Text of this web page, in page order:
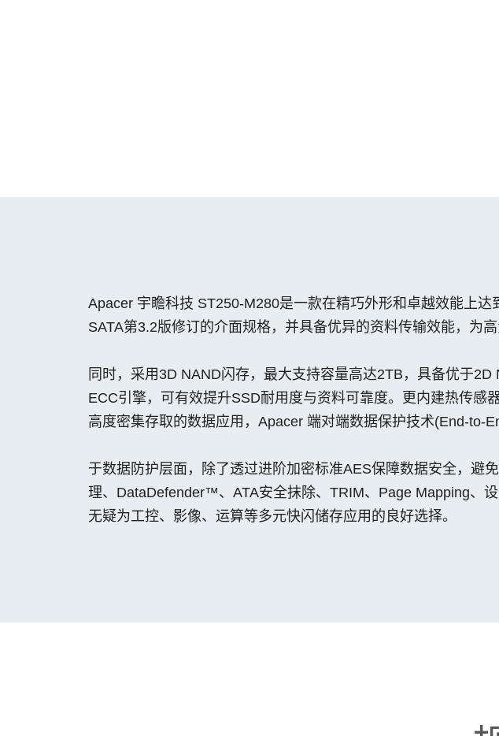
Apacer 宇瞻科技 ST250-M280是一款在精巧外形和卓越效能上
SATA第3.2版修订的介面规格，并具备优异的资料传输效能，为
同时，采用3D NAND闪存，最大支持容量高达2TB，具备优于
ECC引擎，可有效提升SSD耐用度与资料可靠度。更内建热传
高度密集存取的数据应用，Apacer 端对端数据保护技术(End-to-
于数据防护层面，除了透过进阶加密标准AES保障数据安全，避
理、DataDefender™、ATA安全抹除、TRIM、Page Mapping、
无疑为工控、影像、运算等多元快闪储存应用的良好选择。